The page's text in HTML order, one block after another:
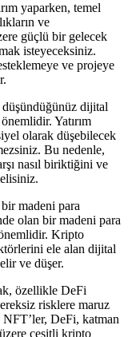
yaparken, temel
ve
güçlü bir gelecek
isteyeceksiniz.
ve projeye
düşündüğünüz dijital
Yatırım
olarak düşebilecek
Bu nedenle,
nasıl biriktiğini ve
madeni para
olan bir madeni para
Kripto
ele alan dijital
ve düşer.
özellikle DeFi
risklere maruz
DeFi, katman
çeşitli kripto